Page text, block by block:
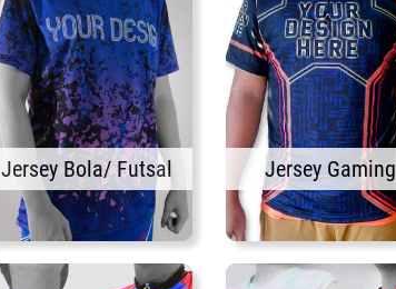
Jersey Bola/ Futsal Jersey Gaming